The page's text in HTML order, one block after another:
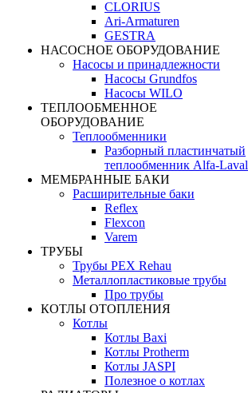
CLORIUS
Ari-Armaturen
GESTRA
НАСОСНОЕ ОБОРУДОВАНИЕ
Насосы и принадлежности
Насосы Grundfos
Насосы WILO
ТЕПЛООБМЕННОЕ
ОБОРУДОВАНИЕ
Теплообменники
Разборный пластинчатый
теплообменник Alfa-Laval
МЕМБРАННЫЕ БАКИ
Расширительные баки
Reflex
Flexcon
Varem
ТРУБЫ
Трубы PEX Rehau
Металлопластиковые трубы
Про трубы
КОТЛЫ ОТОПЛЕНИЯ
Котлы
Котлы Baxi
Котлы Protherm
Котлы JASPI
Полезное о котлах